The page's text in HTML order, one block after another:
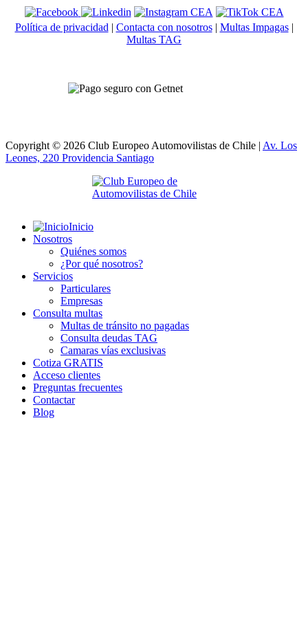
Política de privacidad | Contacta con nosotros| Multas Impagas|
Multas TAG
Copyright © 2026 Club Europeo Automovilistas de Chile | Av. Los
Leones, 220 Providencia Santiago
Inicio
Nosotros
Quiénes somos
¿Por qué nosotros?
Servicios
Particulares
Empresas
Consulta multas
Multas de tránsito no pagadas
Consulta deudas TAG
Camaras vías exclusivas
Cotiza GRATIS
Acceso clientes
Preguntas frecuentes
Contactar
Blog